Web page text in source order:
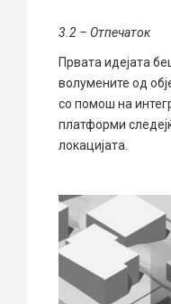
3.2 – Отпечаток
Првата идејата
волумените од
со помош на
платформи
локацијата.